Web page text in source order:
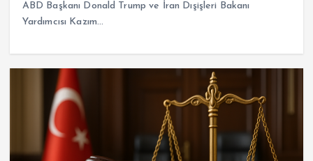
ABD Başkanı Donald Trump ve İran Dışişleri Bakanı
Yardımcısı Kazım…